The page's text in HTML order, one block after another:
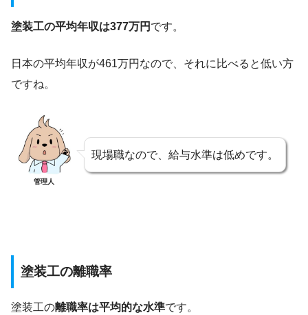
塗装工の平均年収は377万円 です。
日本の平均年収が461万円なので、それに比べると低い方
ですね。
管理人
現場職なので、給与水準は低めです。
塗装工の離職率
塗装工の離職率は平均的な水準です。